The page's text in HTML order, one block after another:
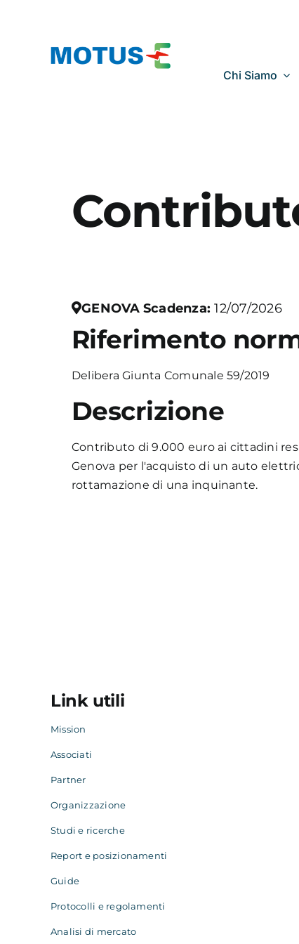
contenuto
Chi Siamo
GENOVA Scadenza:12/07/2026
Riferimento
Delibera Giunta Comunale 59/2019
Descrizione
Contributo di 9.000 euro ai cittadini
Genova per l'acquisto di un auto
rottamazione di una inquinante.
Link utili
Mission
Associati
Partner
Organizzazione
Studi e ricerche
Report e posizionamenti
Guide
Protocolli e regolamenti
Analisi di mercato